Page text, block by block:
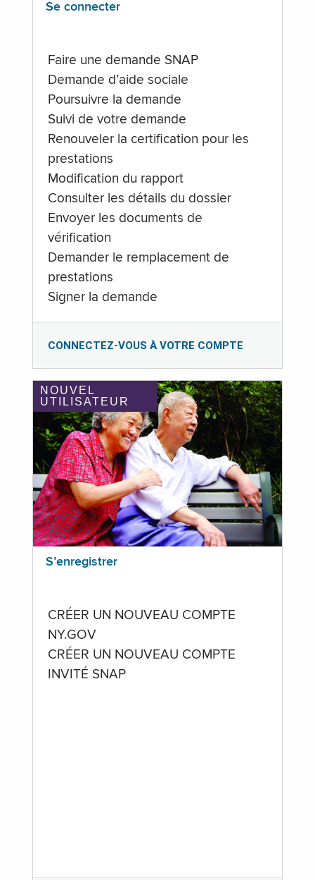
Se connecter
Faire une demande SNAP
Demande d’aide sociale
Poursuivre la demande
Suivi de votre demande
Renouveler la certification pour les
prestations
Modification du rapport
Consulter les détails du dossier
Envoyer les documents de
vérification
Demander le remplacement de
prestations
Signer la demande
CONNECTEZ-VOUS À VOTRE COMPTE
NOUVEL
UTILISATEUR
S’enregistrer
CRÉER UN NOUVEAU COMPTE
NY.GOV
CRÉER UN NOUVEAU COMPTE
INVITÉ SNAP